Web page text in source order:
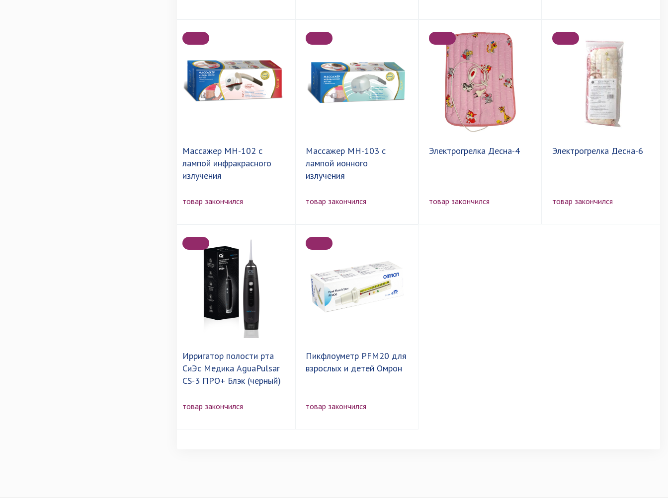
Массажер МН-102 с
лампой инфракрасного
излучения
товар закончился
Массажер МН-103 с
лампой ионного
излучения
товар закончился
Электрогрелка Десна-4
товар закончился
Электрогрелка Десна-6
товар закончился
Ирригатор полости рта
СиЭс Медика AguaPulsar
СS-3 ПРО+ Блэк (черный)
товар закончился
Пикфлоуметр PFM20 для
взрослых и детей Омрон
товар закончился